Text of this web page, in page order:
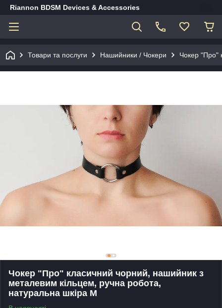
Riannon BDSM Devices & Accessories
Товари та послуги Нашийники / Чокери Чокер "Про"
Чокер "Про" класичний чорний, нашийник з
металевим кільцем, ручна робота,
натуральна шкіра M